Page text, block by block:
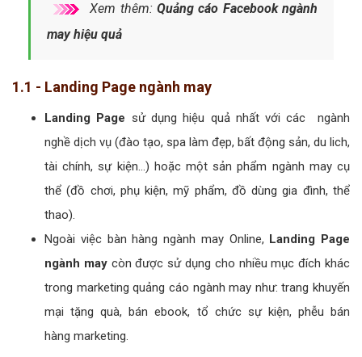
Xem thêm: Quảng cáo Facebook ngành
may hiệu quả
1.1 - Landing Page ngành may
Landing Page sử dụng hiệu quả nhất với các ngành
nghề dịch vụ (đào tạo, spa làm đẹp, bất động sản, du lich,
tài chính, sự kiện...) hoặc một sản phẩm ngành may cụ
thể (đồ chơi, phụ kiện, mỹ phẩm, đồ dùng gia đình, thể
thao).
Ngoài việc bàn hàng ngành may Online, Landing Page
ngành maycòn được sử dụng cho nhiều mục đích khác
trong marketing quảng cáo ngành may như: trang khuyến
mại tặng quà, bán ebook, tổ chức sự kiện, phễu bán
hàng marketing.